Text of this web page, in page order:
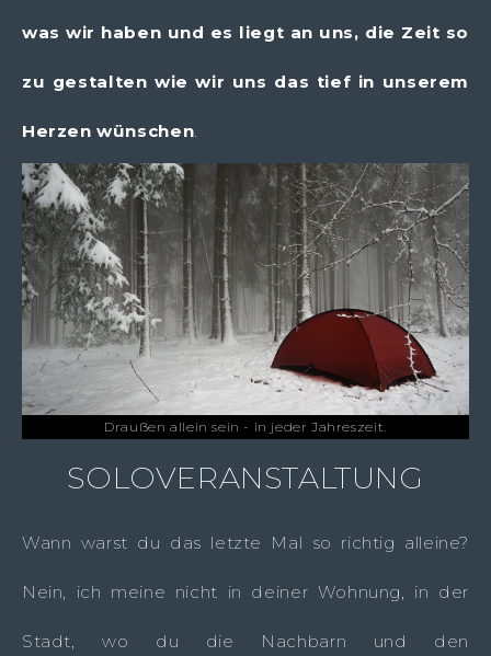
was wir haben und es liegt an uns, die Zeit so
zu gestalten wie wir uns das tief in unserem
Herzen wünschen
Draußen allein sein - in jeder Jahreszeit.
SOLOVERANSTALTUNG
Wann warst du das letzte Mal so richtig alleine?
Nein, ich meine nicht in deiner Wohnung, in der
Stadt, wo du die Nachbarn und den